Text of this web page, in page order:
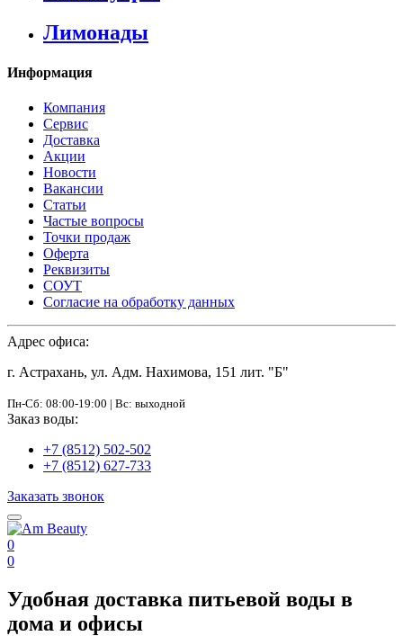
Лимонады
Информация
Компания
Сервис
Доставка
Акции
Новости
Вакансии
Статьи
Частые вопросы
Точки продаж
Оферта
Реквизиты
СОУТ
Согласие на обработку данных
Адрес офиса:
г. Астрахань, ул. Адм. Нахимова, 151 лит. "Б"
Пн-Сб: 08:00-19:00 | Вс: выходной
Заказ воды:
+7 (8512) 502-502
+7 (8512) 627-733
Заказать звонок
0
0
Удобная доставка питьевой воды в
дома и офисы